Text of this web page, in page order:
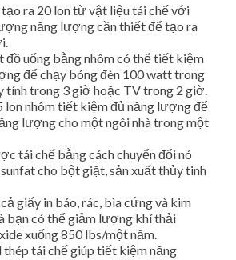
tạo ra 20 lon từ vật liệu tái chế với
năng lượng cần thiết để tạo ra
đồ uống bằng nhôm có thể tiết kiệm
để chạy bóng đèn 100 watt trong
tính trong 3 giờ hoặc TV trong 2 giờ.
lon nhôm tiết kiệm đủ năng lượng để
lượng cho một ngôi nhà trong một
tái chế bằng cách chuyển đổi nó
cho bột giặt, sản xuất thủy tinh
giấy in báo, rác, bìa cứng và kim
bạn có thể giảm lượng khí thải
xuống 850 lbs/một năm.
tái chế giúp tiết kiệm năng